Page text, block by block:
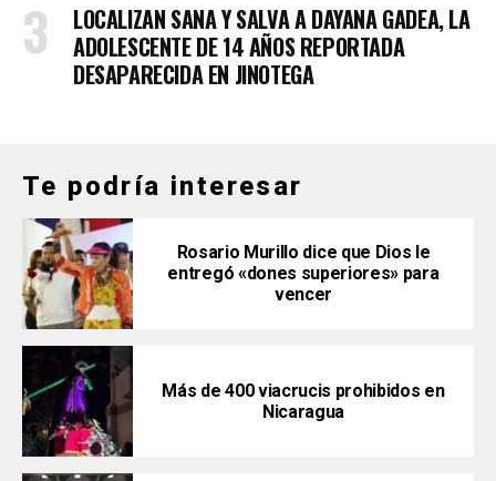
LOCALIZAN SANA Y SALVA A DAYANA GADEA, LA
ADOLESCENTE DE 14 AÑOS REPORTADA
DESAPARECIDA EN JINOTEGA
Te podría interesar
Rosario Murillo dice que Dios le
entregó «dones superiores» para
vencer
Más de 400 viacrucis prohibidos en
Nicaragua